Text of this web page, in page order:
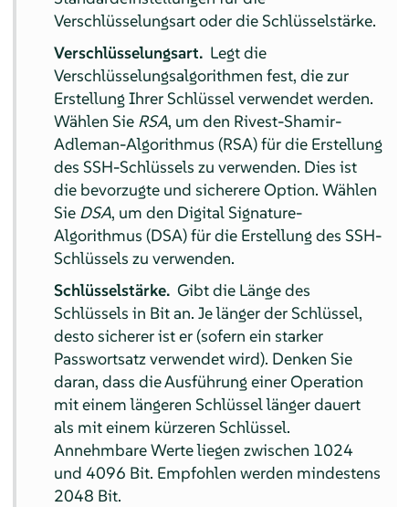
Verschlüsselungsart oder die Schlüsselstärke.
Verschlüsselungsart. Legt die
Verschlüsselungsalgorithmen fest, die zur
Erstellung Ihrer Schlüssel verwendet werden.
Wählen Sie RSA, um den Rivest-Shamir-
Adleman-Algorithmus (RSA) für die Erstellung
des SSH-Schlüssels zu verwenden. Dies ist
die bevorzugte und sicherere Option. Wählen
Sie DSA, um den Digital Signature-
Algorithmus (DSA) für die Erstellung des SSH-
Schlüssels zu verwenden.
Schlüsselstärke. Gibt die Länge des
Schlüssels in Bit an. Je länger der Schlüssel,
desto sicherer ist er (sofern ein starker
Passwortsatz verwendet wird). Denken Sie
daran, dass die Ausführung einer Operation
mit einem längeren Schlüssel länger dauert
als mit einem kürzeren Schlüssel.
Annehmbare Werte liegen zwischen 1024
und 4096 Bit. Empfohlen werden mindestens
2048 Bit.